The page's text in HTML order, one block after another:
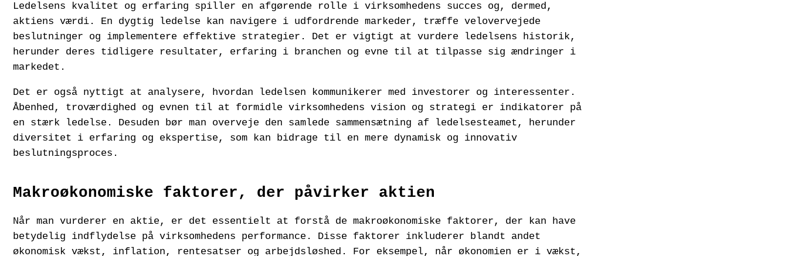
Ledelsens kvalitet og erfaring spiller en afgørende rolle i virksomhedens succes og, dermed,
aktiens værdi. En dygtig ledelse kan navigere i udfordrende markeder, træffe velovervejede
beslutninger og implementere effektive strategier. Det er vigtigt at vurdere ledelsens historik,
herunder deres tidligere resultater, erfaring i branchen og evne til at tilpasse sig ændringer i
markedet.
Det er også nyttigt at analysere, hvordan ledelsen kommunikerer med investorer og interessenter.
Åbenhed, troværdighed og evnen til at formidle virksomhedens vision og strategi er indikatorer på
en stærk ledelse. Desuden bør man overveje den samlede sammensætning af ledelsesteamet, herunder
diversitet i erfaring og ekspertise, som kan bidrage til en mere dynamisk og innovativ
beslutningsproces.
Makroøkonomiske faktorer, der påvirker aktien
Når man vurderer en aktie, er det essentielt at forstå de makroøkonomiske faktorer, der kan have
betydelig indflydelse på virksomhedens performance. Disse faktorer inkluderer blandt andet
økonomisk vækst, inflation, rentesatser og arbejdsløshed. For eksempel, når økonomien er i vækst,